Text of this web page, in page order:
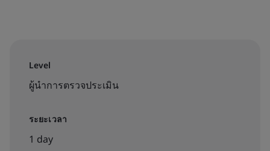
Level
ผู้นำการตรวจประเมิน
ระยะเวลา
1 day